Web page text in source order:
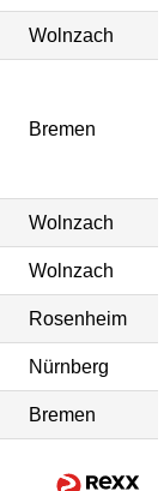
Wolnzach
Bremen
Wolnzach
Wolnzach
Rosenheim
Nürnberg
Bremen